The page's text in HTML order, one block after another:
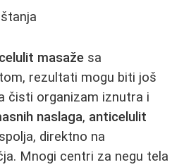
masaže sa
rezultati mogu biti još
čisti organizam iznutra i
naslaga, anticelulit
direktno na
Mnogi centri za negu tela